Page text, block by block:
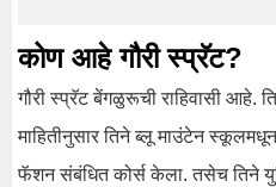
कोण आहे गौरी स्प्रॅट?
गौरी स्प्रॅट बेंगळुरूची राहिवासी आहे.
माहितीनुसार तिने ब्लू माउंटेन
फॅशन संबंधित कोर्स केला. तसेच तिने